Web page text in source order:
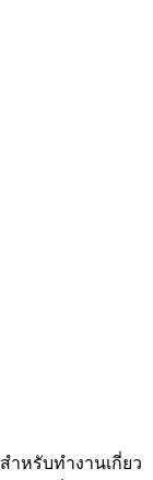
ำหรับทำงานเกี่ยว